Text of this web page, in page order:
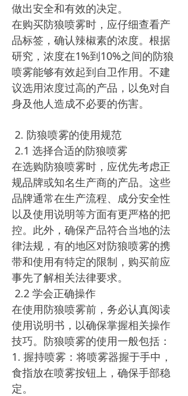
做出安全和有效的决定。
在购买防狼喷雾时，应仔细查看产
品标签，确认辣椒素的浓度。根据
研究，浓度在1%到10%之间的防狼
喷雾能够有效起到自卫作用。不建
议选用浓度过高的产品，以免对自
身及他人造成不必要的伤害。
2. 防狼喷雾的使用规范
2.1 选择合适的防狼喷雾
在选购防狼喷雾时，应优先考虑正
规品牌或知名生产商的产品。这些
品牌通常在生产流程、成分安全性
以及使用说明等方面有更严格的把
控。此外，确保产品符合当地的法
律法规，有的地区对防狼喷雾的携
带和使用有特定的限制，购买前应
事先了解相关法律要求。
2.2 学会正确操作
在使用防狼喷雾前，务必认真阅读
使用说明书，以确保掌握相关操作
技巧。防狼喷雾的使用一般包括：
1. 握持喷雾：将喷雾器握于手中，
食指放在喷雾按钮上，确保手部稳
定。